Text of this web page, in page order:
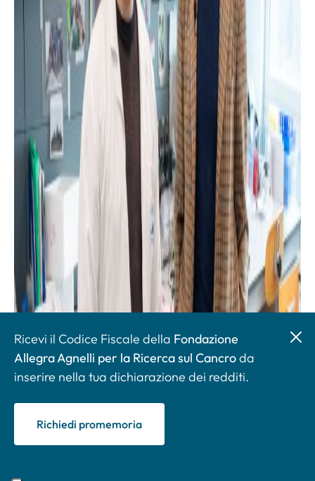
Ricevi il Codice Fiscale della Fondazione
Allegra Agnelli per la Ricerca sul Cancroda
inserire nella tua dichiarazione dei redditi.
Richiedi promemoria